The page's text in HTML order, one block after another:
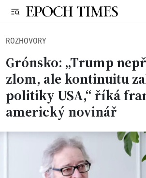
ROZHOVORY
Grónsko: „Trump
zlom, ale kontinuitu
politiky USA,“ říká
americký novinář